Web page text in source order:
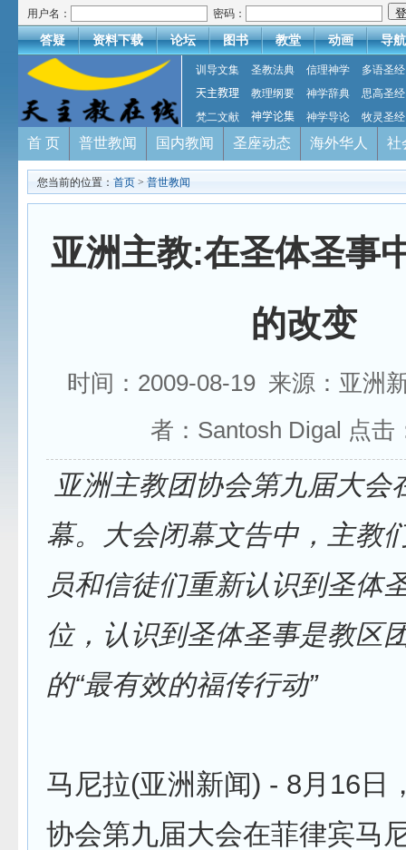
用户名： 密码：
答疑 资料下载 论坛 图书 教堂 动画 导航
训导文集 圣教法典 信理神学
多语圣经
天主教理
教理纲要 神学辞典
思高圣经
梵二文献
神学论集 神学导论 牧灵圣经
首 页 普世教闻 国内教闻 圣座动态 海外华人 社
您当前的位置： 首页 > 普世教闻
亚洲主教:在圣体圣事
的改变
时间：2009-08-19 来源：亚洲
者：Santosh Digal 点击
亚洲主教团协会第九届大会
幕。大会闭幕文告中，主教
员和信徒们重新认识到圣体
位，认识到圣体圣事是教区
的“最有效的福传行动”
马尼拉(亚洲新闻) - 8月16日
协会第九届大会在菲律宾马